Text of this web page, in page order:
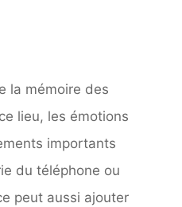
la mémoire des
lieu, les émotions
importants
du téléphone ou
peut aussi ajouter